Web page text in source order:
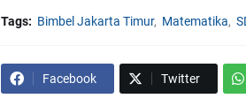
Tags: Bimbel Jakarta Timur Matematika
Facebook Twitter